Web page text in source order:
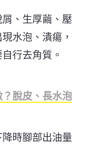
、生厚繭、壓
水泡、潰瘍，
行去角質。
脫皮、長水泡
時腳部出油量